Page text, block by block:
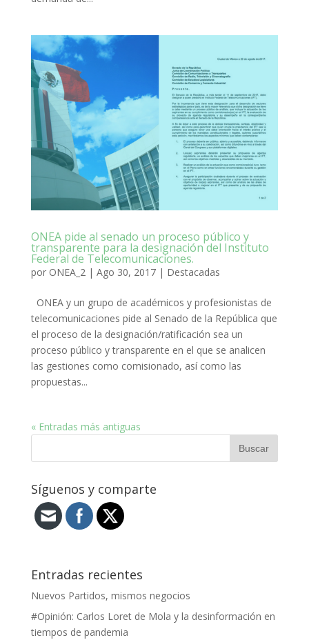
ONEA pide al senado un proceso público y
transparente para la designación del Instituto
Federal de Telecomunicaciones.
por ONEA_2| Ago 30, 2017| Destacadas
ONEA y un grupo de académicos y profesionistas de
telecomunicaciones pide al Senado de la República que
el proceso de la designación/ratificación sea un
proceso público y transparente en el que se analicen
las gestiones como comisionado, así como las
propuestas...
« Entradas más antiguas
Síguenos y comparte
Entradas recientes
Nuevos Partidos, mismos negocios
#Opinión: Carlos Loret de Mola y la desinformación en
tiempos de pandemia